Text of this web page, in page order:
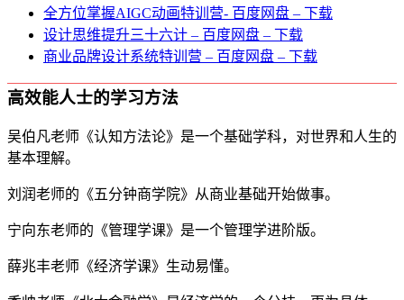
全方位掌握AIGC动画特训营- 百度网盘 – 下载
设计思维提升三十六计 – 百度网盘 – 下载
商业品牌设计系统特训营 – 百度网盘 – 下载
高效能人士的学习方法
吴伯凡老师《认知方法论》是一个基础学科，对世界和人生的
基本理解。
刘润老师的《五分钟商学院》从商业基础开始做事。
宁向东老师的《管理学课》是一个管理学进阶版。
薛兆丰老师《经济学课》生动易懂。